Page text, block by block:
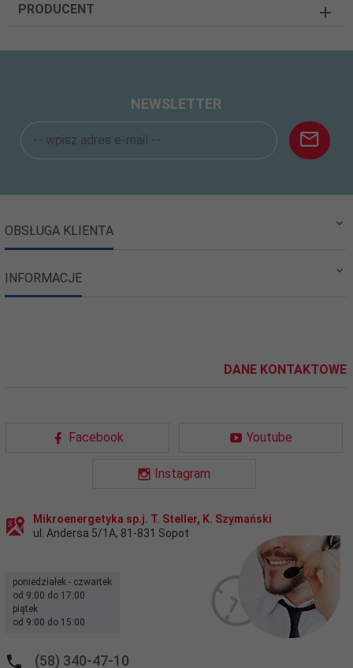
PRODUCENT
NEWSLETTER
OBSŁUGA KLIENTA
INFORMACJE
DANE KONTAKTOWE
Facebook Youtube
Instagram
Mikroenergetyka sp.j. T. Steller, K. Szymański
ul. Andersa 5/1A, 81-831 Sopot
poniedziałek - czwartek
od 9:00 do 17:00
piątek
od 9:00 do 15:00
(58) 340-47-10